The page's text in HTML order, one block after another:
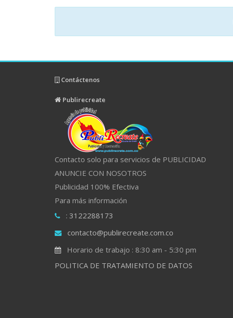
Contáctenos
Publirecreate
Contacto solo para servicios de PUBLICIDAD
ANUNCIE CON NOSOTROS
Publicidad 100% Efectiva
Para más información
: 3122288173
contacto@publirecreate.com.co
Horario de trabajo : 8:30 am - 5:30 pm
POLITICA DE TRATAMIENTO DE DATOS